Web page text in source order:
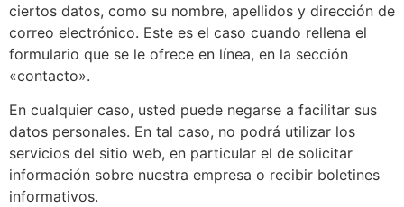
ciertos datos, como su nombre, apellidos y dirección de
correo electrónico. Este es el caso cuando rellena el
formulario que se le ofrece en línea, en la sección
«contacto».
En cualquier caso, usted puede negarse a facilitar sus
datos personales. En tal caso, no podrá utilizar los
servicios del sitio web, en particular el de solicitar
información sobre nuestra empresa o recibir boletines
informativos.